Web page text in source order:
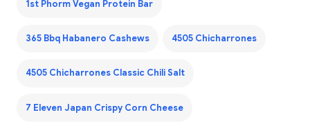
1st Phorm Vegan Protein Bar
365 Bbq Habanero Cashews 4505 Chicharrones
4505 Chicharrones Classic Chili Salt
7 Eleven Japan Crispy Corn Cheese